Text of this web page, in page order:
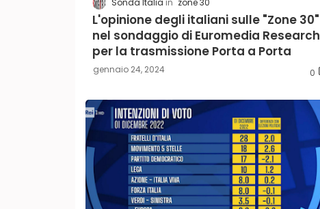
L'opinione degli italiani sulle "Zone 30"
nel sondaggio di Euromedia Research
per la trasmissione Porta a Porta
gennaio 24, 2024 0